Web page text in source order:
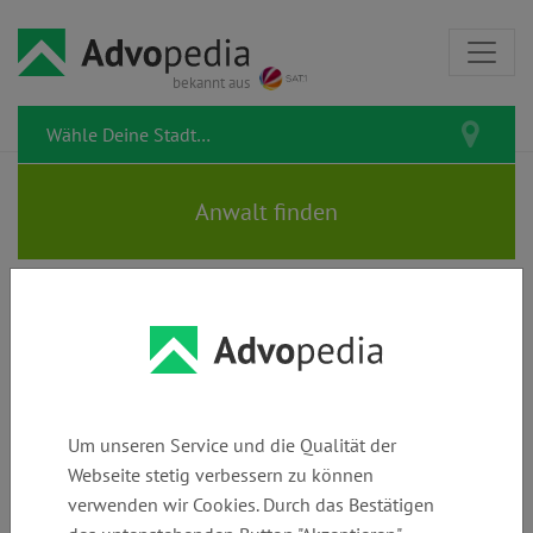
bekannt aus
Video-Tipps rund um Dein Recht
Was tun bei verweigertem
Umgangsrecht?
Um unseren Service und die Qualität der
Webseite stetig verbessern zu können
verwenden wir Cookies. Durch das Bestätigen